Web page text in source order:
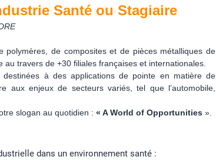
Santé ou Stagiaire
polymères, de composites et de pièces métalliques de
travers de +30 filiales françaises et internationales.
à des applications de pointe en matière de
aux enjeux de secteurs variés, tel que l’automobile,
slogan au quotidien : « A World of Opportunities ».
dans un environnement santé :